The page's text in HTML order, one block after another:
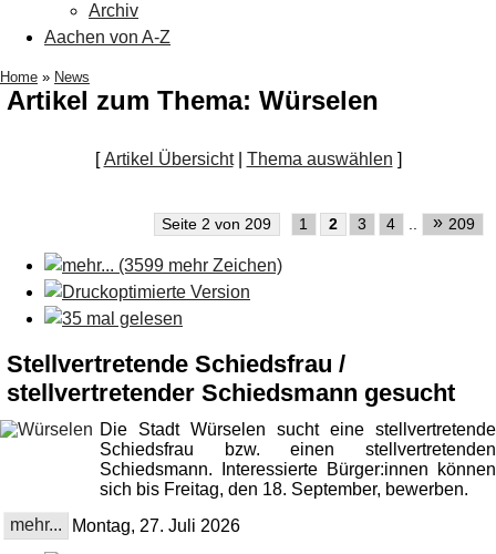
Archiv
Aachen von A-Z
Home » News
Artikel zum Thema: Würselen
[Artikel Übersicht| Thema auswählen ]
Seite 2 von 209 1 2 3 4 » 209
Stellvertretende Schiedsfrau /
stellvertretender Schiedsmann gesucht
Die Stadt Würselen sucht eine stellvertretende
Schiedsfrau bzw. einen stellvertretenden
Schiedsmann. Interessierte Bürger:innen können
sich bis Freitag, den 18. September, bewerben.
mehr...
Montag, 27. Juli 2026